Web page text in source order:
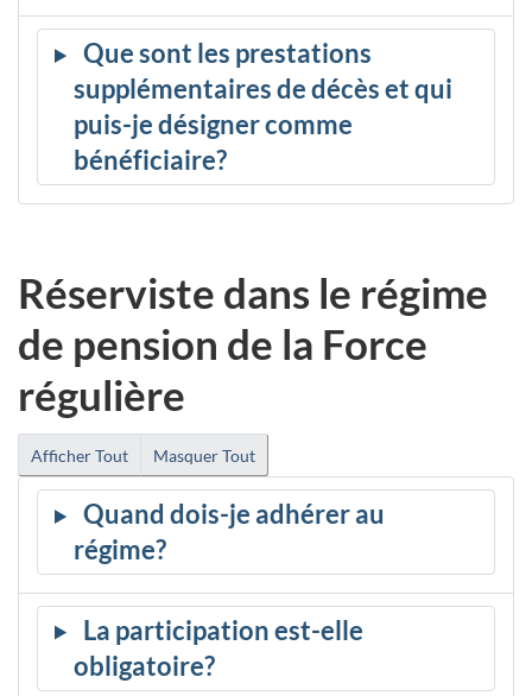
Que sont les prestations
supplémentaires de décès et qui
puis-je désigner comme
bénéficiaire?
Réserviste dans le régime
de pension de la Force
régulière
Afficher Tout Masquer Tout
Quand dois-je adhérer au
régime?
La participation est-elle
obligatoire?